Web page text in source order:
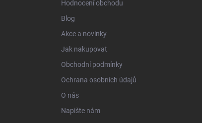
Hodnocení obchodu
Blog
Akce a novinky
Jak nakupovat
Obchodní podmínky
Ochrana osobních údajů
O nás
Napište nám